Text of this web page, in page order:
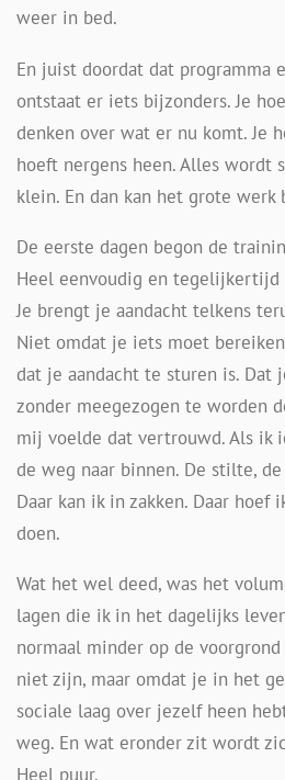
weer in bed.
En juist doordat dat programma
ontstaat er iets bijzonders. Je
denken over wat er nu komt. Je
hoeft nergens heen. Alles wordt
klein. En dan kan het grote werk
De eerste dagen begon de
Heel eenvoudig en tegelijkertijd
Je brengt je aandacht telkens
Niet omdat je iets moet
dat je aandacht te sturen is. Dat
zonder meegezogen te worden
mij voelde dat vertrouwd. Als ik
de weg naar binnen. De stilte,
Daar kan ik in zakken. Daar hoef
doen.
Wat het wel deed, was het
lagen die ik in het dagelijks
normaal minder op de
niet zijn, maar omdat je in het
sociale laag over jezelf heen
weg. En wat eronder zit wordt
Heel puur.